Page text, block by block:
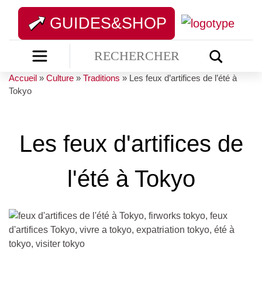
GUIDES&SHOP
Accueil » Culture » Traditions » Les feux d’artifices de l’été à
Tokyo
Les feux d'artifices de
l'été à Tokyo